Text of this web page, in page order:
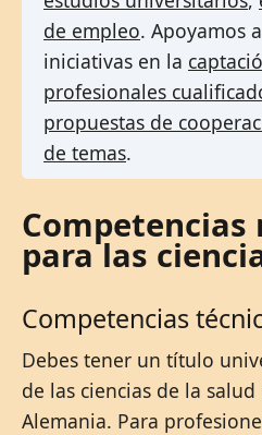
de empleo. Apoyamos
iniciativas en la
profesionales
propuestas de
de temas.
Competencias
para las
Competencias
Debes tener un título
de las ciencias de la
Alemania. Para